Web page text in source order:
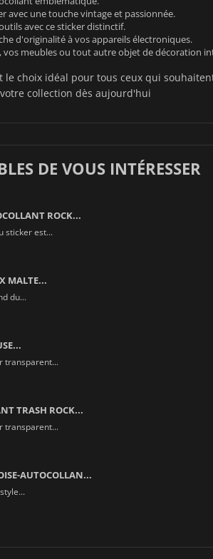
avec une touche vintage et passionnée.
avec ce sticker distinctif.
d'originalité à vos appareils électroniques.
vos meubles ou tout autre objet de décoration
le choix idéal pour tous ceux qui
collection dès aujourd'hui
DE VOUS INTÉRESSER
ROCK...
sticker est...
MALTE...
du...
transparent...
TRASH ROCK...
transparent...
AUTOCOLLAN...